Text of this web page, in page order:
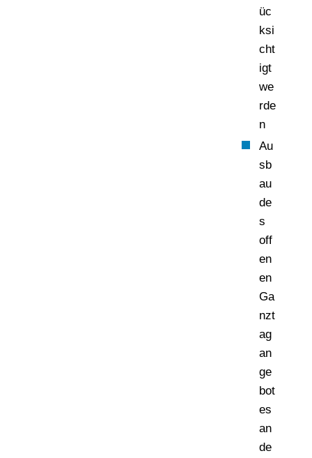
üc
ksi
cht
igt
we
rde
n
Au
sb
au
de
s
off
en
en
Ga
nzt
ag
an
ge
bot
es
an
de